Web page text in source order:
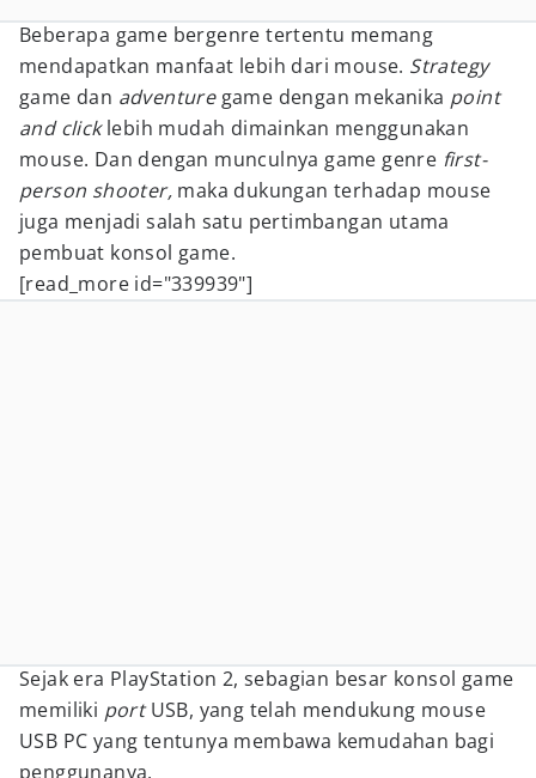
Beberapa game bergenre tertentu memang
mendapatkan manfaat lebih dari mouse. Strategy
game dan adventuregame dengan mekanika point
and clicklebih mudah dimainkan menggunakan
mouse. Dan dengan munculnya game genre first-
person shooter, maka dukungan terhadap mouse
juga menjadi salah satu pertimbangan utama
pembuat konsol game.
[read_more id="339939"]
Sejak era PlayStation 2, sebagian besar konsol game
memiliki portUSB, yang telah mendukung mouse
USB PC yang tentunya membawa kemudahan bagi
penggunanya.